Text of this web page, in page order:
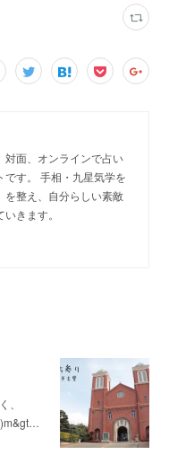
対面、オンラインで占い
す。 手相・九星気学を
を整え、自分らしい素敵
きます。
、